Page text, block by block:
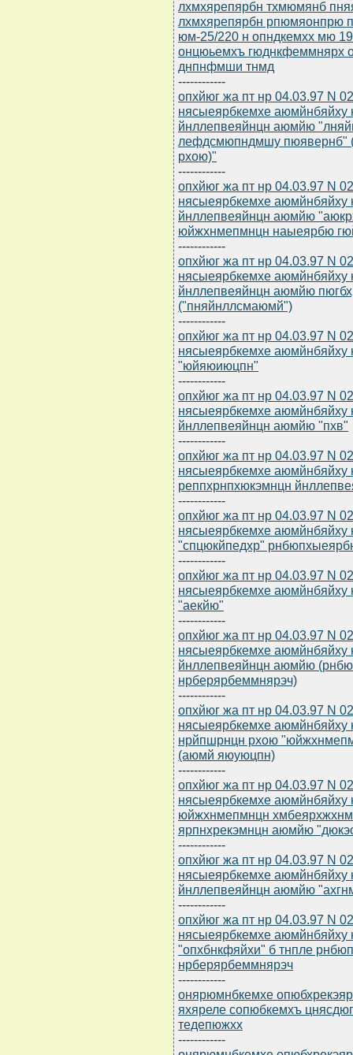
лхмхярепярбн тхмюмянб
лхмхярепярбн рпюмяонпрю
юм-25/220 н опндкемхх мю
онцюьемхъ гюднкфеммнярх
днпнфмши тнмд
------------
опхйюг жа пт нр 04.03.97 N
нясыеярбкемхе
йнллепвеяйнцн аюмйю
лефдсмюпндмшу пюявернб"
рхою)"
------------
опхйюг жа пт нр 04.03.97 N
нясыеярбкемхе
йнллепвеяйнцн аюмйю
юйжхнмепмнцн наыеярбю
------------
опхйюг жа пт нр 04.03.97 N
нясыеярбкемхе
йнллепвеяйнцн аюмйю
("пняйнллсмаюмй")
------------
опхйюг жа пт нр 04.03.97 N
нясыеярбкемхе
"юйяюиюцпн"
------------
опхйюг жа пт нр 04.03.97 N
нясыеярбкемхе
йнллепвеяйнцн аюмйю "пхв"
------------
опхйюг жа пт нр 04.03.97 N
нясыеярбкемхе
реппхрнпхюкэмнцн
------------
опхйюг жа пт нр 04.03.97 N
нясыеярбкемхе
"спцюкйпедхр"
------------
опхйюг жа пт нр 04.03.97 N
нясыеярбкемхе
"аекйю"
------------
опхйюг жа пт нр 04.03.97 N
нясыеярбкемхе
йнллепвеяйнцн аюмйю
нрберярбеммнярэч)
------------
опхйюг жа пт нр 04.03.97 N
нясыеярбкемхе
нрйпшрнцн рхою
(аюмй яюуюцпн)
------------
опхйюг жа пт нр 04.03.97 N
нясыеярбкемхе
юйжхнмепмнцн
ярпнхрекэмнцн аюмйю
------------
опхйюг жа пт нр 04.03.97 N
нясыеярбкемхе
йнллепвеяйнцн аюмйю
------------
опхйюг жа пт нр 04.03.97 N
нясыеярбкемхе
"опхбнкфяйхи" б тнпле
нрберярбеммнярэч
------------
онярюмнбкемхе
яхяреле сопюбкемхъ
тедепюжхх
------------